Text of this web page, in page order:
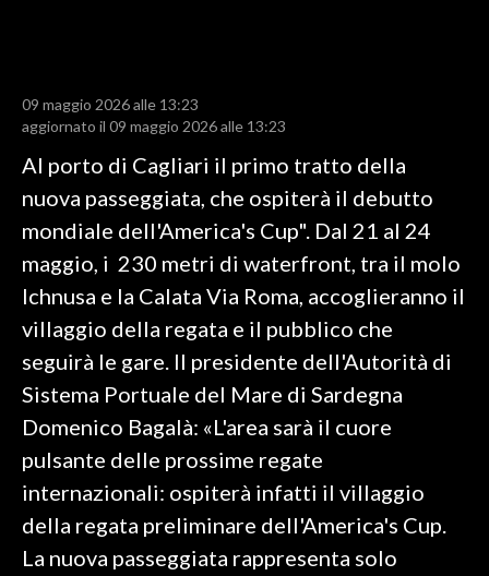
CALCIO REGIONALE
BASKET
VOLLEY
MOTORI
TENNIS
ALTRI SPORT
CULTURA
SPETTACOLI
SALUTE
SARDEGNA TURISMO
09 maggio 2026 alle 13:23
aggiornato il 09 maggio 2026 alle 13:23
Al porto di Cagliari il primo tratto della
nuova passeggiata, che ospiterà il debutto
mondiale dell'America's Cup". Dal 21 al 24
maggio, i 230 metri di waterfront, tra il molo
Ichnusa e la Calata Via Roma, accoglieranno il
villaggio della regata e il pubblico che
seguirà le gare. Il presidente dell'Autorità di
Sistema Portuale del Mare di Sardegna
Domenico Bagalà: «L'area sarà il cuore
pulsante delle prossime regate
internazionali: ospiterà infatti il villaggio
della regata preliminare dell'America's Cup.
La nuova passeggiata rappresenta solo